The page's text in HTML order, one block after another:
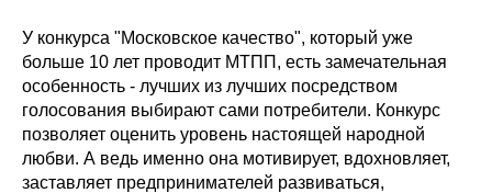
У конкурса "Московское качество", который уже
больше 10 лет проводит МТПП, есть замечательная
особенность - лучших из лучших посредством
голосования выбирают сами потребители. Конкурс
позволяет оценить уровень настоящей народной
любви. А ведь именно она мотивирует, вдохновляет,
заставляет предпринимателей развиваться,